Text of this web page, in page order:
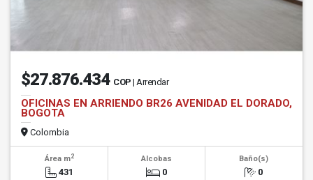
$27.876.434 COP | Arrendar
OFICINAS EN ARRIENDO BR26 AVENIDAD EL DORADO,
BOGOTA
Colombia
Área m2
431
Alcobas
0
Baño(s)
0